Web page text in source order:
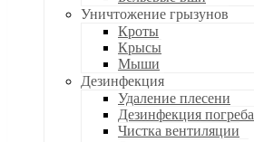
Уничтожение грызунов
Кроты
Крысы
Мыши
Дезинфекция
Удаление плесени
Дезинфекция погреба
Чистка вентиляции